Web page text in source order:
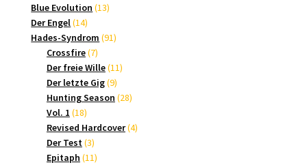
Produkte
Blue Evolution 1313
Der Engel 1414
Produkte
Hades-Syndrom 9191
Crossfire 77
Produkte
Der freie Wille 1111
Der letzte Gig 99
Produkte
Hunting Season 2828
Vol. 1 1818
Produkte
Revised Hardcover 44
Der Test 33
Produkte
Epitaph 1111